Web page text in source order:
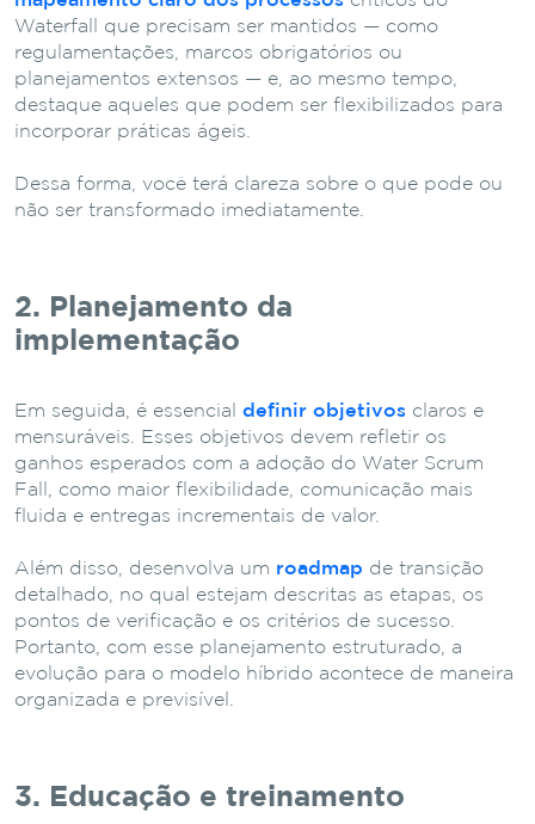
Waterfall que precisam ser mantidos — como
regulamentações, marcos obrigatórios ou
planejamentos extensos — e, ao mesmo tempo,
destaque aqueles que podem ser flexibilizados para
incorporar práticas ágeis.
Dessa forma, você terá clareza sobre o que pode ou
não ser transformado imediatamente.
2. Planejamento da
implementação
Em seguida, é essencial definir objetivos claros e
mensuráveis. Esses objetivos devem refletir os
ganhos esperados com a adoção do Water Scrum
Fall, como maior flexibilidade, comunicação mais
fluida e entregas incrementais de valor.
Além disso, desenvolva um roadmap de transição
detalhado, no qual estejam descritas as etapas, os
pontos de verificação e os critérios de sucesso.
Portanto, com esse planejamento estruturado, a
evolução para o modelo híbrido acontece de maneira
organizada e previsível.
3. Educação e treinamento